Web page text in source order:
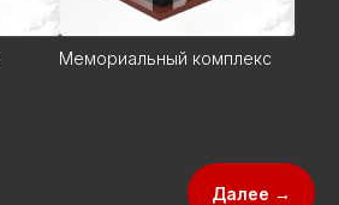
Мемориальный комплекс
Далее →